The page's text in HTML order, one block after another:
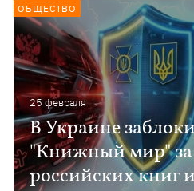
25 февраля
В Украине
"Книжный мир"
российских книг
ОБЩЕСТВО